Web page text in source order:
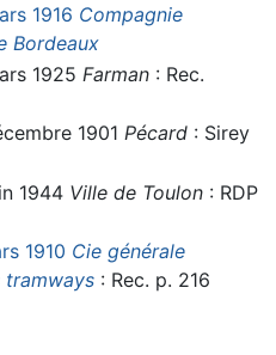
1916 Compagnie
Bordeaux
1925 Farman: Rec.
1901 Pécard: Sirey
1944 Ville de Toulon: RDP
1910 Cie générale
tramways: Rec. p. 216